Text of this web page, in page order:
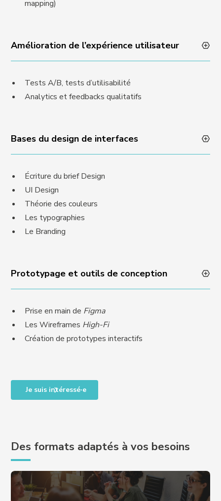
mapping)
Amélioration de l’expérience utilisateur
Tests A/B, tests d’utilisabilité
Analytics et feedbacks qualitatifs
Bases du design de interfaces
Écriture du brief Design
UI Design
Théorie des couleurs
Les typographies
Le Branding
Prototypage et outils de conception
Prise en main de Figma
Les Wireframes High-Fi
Création de prototypes interactifs
Je suis intéressé·e
Des formats adaptés à vos besoins